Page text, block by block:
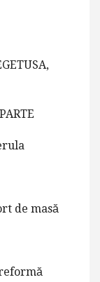
de masă